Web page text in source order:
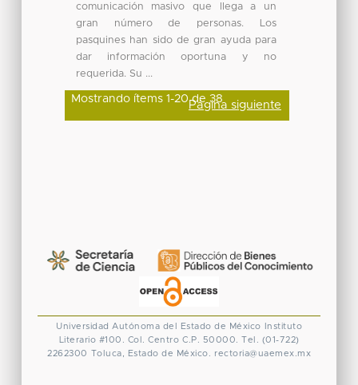
comunicación masivo que llega a un
gran número de personas. Los
pasquines han sido de gran ayuda para
dar información oportuna y no
requerida. Su ...
Mostrando ítems 1-20 de 38Página siguiente
Universidad Autónoma del Estado de México
Instituto
Literario #100. Col. Centro C.P. 50000. Tel. (01-722)
2262300 Toluca, Estado de México. rectoria@uaemex.mx